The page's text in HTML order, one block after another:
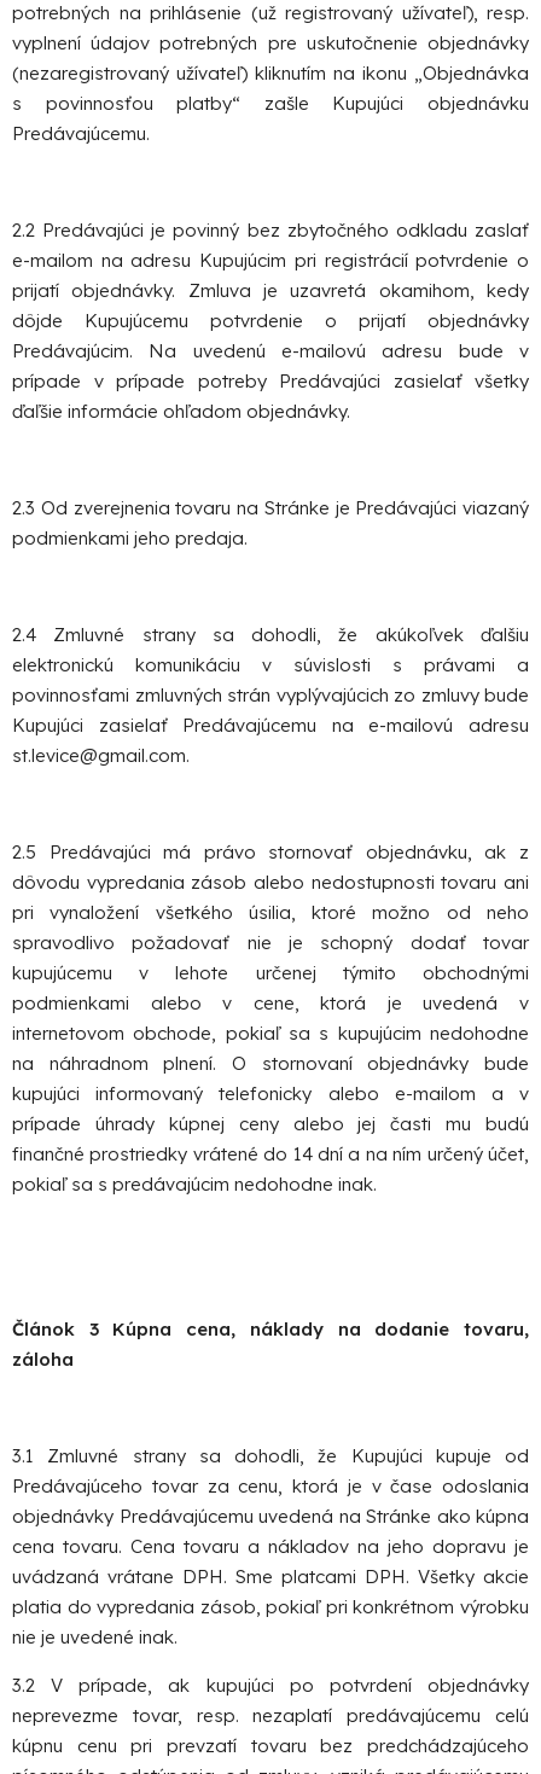
potrebných na prihlásenie (už registrovaný užívateľ), resp.
vyplnení údajov potrebných pre uskutočnenie objednávky
(nezaregistrovaný užívateľ) kliknutím na ikonu „Objednávka
s povinnosťou platby“ zašle Kupujúci objednávku
Predávajúcemu.
2.2 Predávajúci je povinný bez zbytočného odkladu zaslať
e-mailom na adresu Kupujúcim pri registrácií potvrdenie o
prijatí objednávky. Zmluva je uzavretá okamihom, kedy
dôjde Kupujúcemu potvrdenie o prijatí objednávky
Predávajúcim. Na uvedenú e-mailovú adresu bude v
prípade v prípade potreby Predávajúci zasielať všetky
ďaľšie informácie ohľadom objednávky.
2.3 Od zverejnenia tovaru na Stránke je Predávajúci viazaný
podmienkami jeho predaja.
2.4 Zmluvné strany sa dohodli, že akúkoľvek ďalšiu
elektronickú komunikáciu v súvislosti s právami a
povinnosťami zmluvných strán vyplývajúcich zo zmluvy bude
Kupujúci zasielať Predávajúcemu na e-mailovú adresu
st.levice@gmail.com.
2.5 Predávajúci má právo stornovať objednávku, ak z
dôvodu vypredania zásob alebo nedostupnosti tovaru ani
pri vynaložení všetkého úsilia, ktoré možno od neho
spravodlivo požadovať nie je schopný dodať tovar
kupujúcemu v lehote určenej týmito obchodnými
podmienkami alebo v cene, ktorá je uvedená v
internetovom obchode, pokiaľ sa s kupujúcim nedohodne
na náhradnom plnení. O stornovaní objednávky bude
kupujúci informovaný telefonicky alebo e-mailom a v
prípade úhrady kúpnej ceny alebo jej časti mu budú
finančné prostriedky vrátené do 14 dní a na ním určený účet,
pokiaľ sa s predávajúcim nedohodne inak.
Článok 3 Kúpna cena, náklady na dodanie tovaru,
záloha
3.1 Zmluvné strany sa dohodli, že Kupujúci kupuje od
Predávajúceho tovar za cenu, ktorá je v čase odoslania
objednávky Predávajúcemu uvedená na Stránke ako kúpna
cena tovaru. Cena tovaru a nákladov na jeho dopravu je
uvádzaná vrátane DPH. Sme platcami DPH. Všetky akcie
platia do vypredania zásob, pokiaľ pri konkrétnom výrobku
nie je uvedené inak.
3.2 V prípade, ak kupujúci po potvrdení objednávky
neprevezme tovar, resp. nezaplatí predávajúcemu celú
kúpnu cenu pri prevzatí tovaru bez predchádzajúceho